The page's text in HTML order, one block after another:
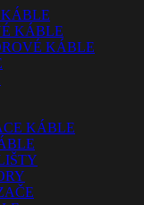
KÁBLE
KÁBLE
KÁBLE